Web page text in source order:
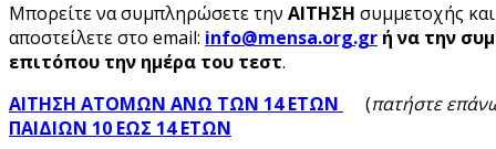
Μπορείτε να συμπληρώσετε την ΑΙΤΗΣΗ συμμετοχής
αποστείλετε στο email: info@mensa.org.gr ή να την
επιτόπου την ημέρα του τεστ.
ΑΙΤΗΣΗ ΑΤΟΜΩΝ ΑΝΩ ΤΩΝ 14 ΕΤΩΝ
(πατήστε
ΠΑΙΔΙΩΝ 10 ΕΩΣ 14 ΕΤΩΝ